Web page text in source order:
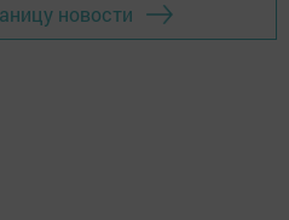
новости